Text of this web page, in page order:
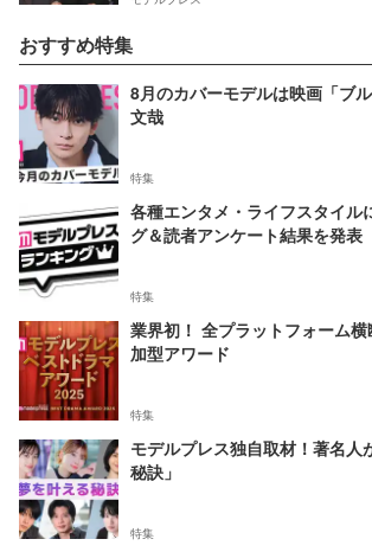
おすすめ特集
8月のカバーモデルは映画「ブ
文哉
特集
各種エンタメ・ライフスタイル
グ＆読者アンケート結果を発表
特集
業界初！ 全プラットフォーム
加型アワード
特集
モデルプレス独自取材！著名人
秘訣」
特集